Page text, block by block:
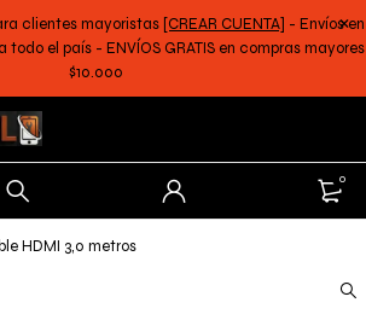
clientes mayoristas [CREAR CUENTA] - Envíos en
todo el país - ENVÍOS GRATIS en compras mayores
$10.000
0
HDMI 3,0 metros